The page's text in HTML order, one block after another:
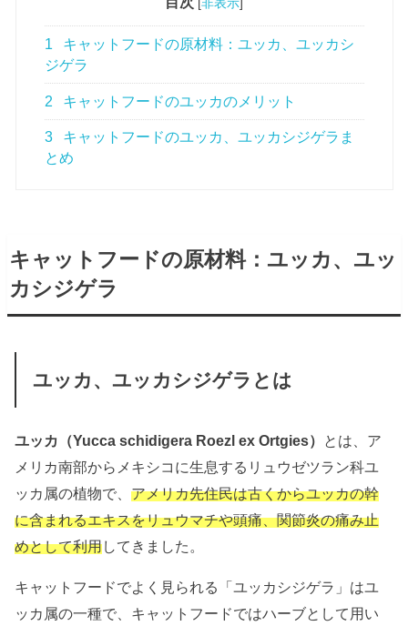
非表示
1
キャットフードの原材料：ユッカ、ユッカシ
ジゲラ
2 キャットフードのユッカのメリット
3
キャットフードのユッカ、ユッカシジゲラま
とめ
キャットフードの原材料：ユッカ、ユッ
カシジゲラ
ユッカ、ユッカシジゲラとは
ユッカ（Yucca schidigera Roezl ex Ortgies） とは、ア
メリカ南部からメキシコに生息するリュウゼツラン科ユ
ッカ属の植物で、アメリカ先住民は古くからユッカの幹
に含まれるエキスをリュウマチや頭痛、関節炎の痛み止
めとして利用してきました。
キャットフードでよく見られる「ユッカシジゲラ」はユ
ッカ属の一種で、キャットフードではハーブとして用い